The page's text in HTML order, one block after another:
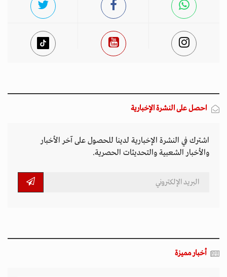
احصل على النشرة الإخبارية
اشترك في النشرة الإخبارية لدينا للحصول على آخر الأخبار
والأخبار الشعبية والتحديثات الحصرية.
أخبار مميزة